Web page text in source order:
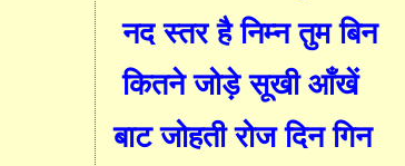
नद स्तर है निम्न तुम बिन
कितने जोड़े सूखी आँखें
बाट जोहती रोज दिन गिन